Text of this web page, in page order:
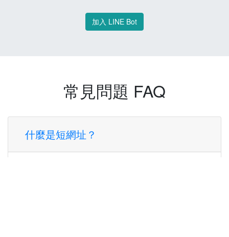
加入 LINE Bot
常見問題 FAQ
什麼是短網址？